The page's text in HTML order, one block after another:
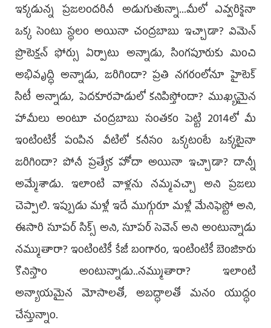
ఇక్కడున్న ప్రజలందరినీ అడుగుతున్నా...మీలో ఎవ్వరికైనా
ఒక్క సెంటు స్థలం అయినా చంద్రబాబు ఇచ్చాడా? విమెన్‌
ప్రొటెక్షన్‌ ఫోర్సు ఏర్పాటు అన్నాడు, సింగపూరుకు మించి
అభివృద్ధి అన్నాడు, జరిగిందా? ప్రతి నగరంలోనూ హైటెక్‌
సిటీ అన్నాడు, పెదకూరపాడులో కనిపిస్తోందా? ముఖ్యమైన
హామీలు అంటూ చంద్రబాబు సంతకం పెట్టి 2014లో మీ
ఇంటింటికీ పంపిన వీటిలో కనీసం ఒక్కటంటే ఒక్కటైనా
జరిగిందా? పోనీ ప్రత్యేక హోదా అయినా ఇచ్చాడా? దాన్నీ
అమ్మేశాడు. ఇలాంటి వాళ్లను నమ్మవచ్చా అని ప్రజలు
చెప్పాలి. ఇప్పుడు మళ్లీ ఇదే ముగ్గురూ మళ్లీ మేనిఫెస్టో అని,
ఈసారి సూపర్‌ సిక్స్‌ అని, సూపర్‌ సెవెన్‌ అని అంటున్నాడు
నమ్ముతారా? ఇంటింటికీ కేజీ బంగారం, ఇంటింటికీ బెంజికారు
కొనిస్తాం అంటున్నాడు..నమ్ముతారా? ఇలాంటి
అన్యాయమైన మోసాలతో, అబద్ధాలతో మనం యుద్ధం
చేస్తున్నాం.